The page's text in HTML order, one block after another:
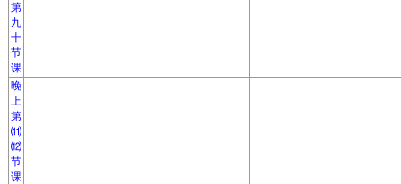
第
九
十
节
课
晚
上
第
⑾
⑿
节
课